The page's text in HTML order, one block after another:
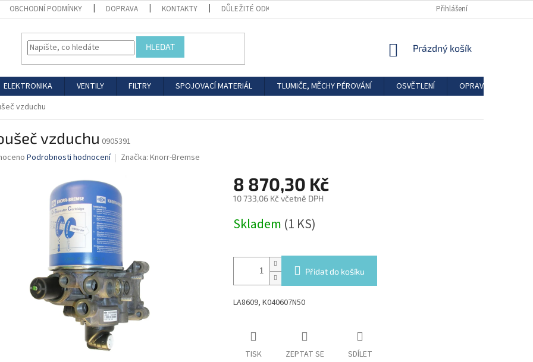
OBCHODNÍ PODMÍNKY DOPRAVA KONTAKTY DŮLEŽITÉ ODKAZY Přihlášení
HLEDAT
NÁKUPNÍ
Prázdný košík
ELEKTRONIKA VENTILY FILTRY SPOJOVACÍ MATERIÁL TLUMIČE, MĚCHY PÉROVÁNÍ OSVĚTLENÍ
OPRAVÁRENSKÉ
vzduchu
vzduchu 0905391
Podrobnosti hodnocení Značka: Knorr-Bremse
8 870,30 Kč
10 733,06 Kč včetně DPH
cena:
Skladem (1 KS)
Přidat do košíku
LA8609, K040607N50
TISK ZEPTAT SE SDÍLET